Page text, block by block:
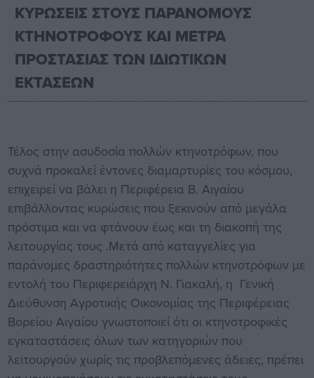
ΚΥΡΩΣΕΙΣ ΣΤΟΥΣ ΠΑΡΑΝΟΜΟΥΣ
ΚΤΗΝΟΤΡΟΦΟΥΣ ΚΑΙ ΜΕΤΡΑ
ΠΡΟΣΤΑΣΙΑΣ ΤΩΝ ΙΔΙΩΤΙΚΩΝ
ΕΚΤΑΣΕΩΝ
Τέλος στην ασυδοσία πολλών κτηνοτρόφων, που
συχνά προκαλεί έντονες διαμαρτυρίες του κόσμου,
επιχειρεί να βάλει η Περιφέρεια Β. Αιγαίου
επιβάλλοντας κυρώσεις που ξεκινούν από μεγάλα
πρόστιμα και να φτάνουν έως και τη διακοπή της
λειτουργίας τους .Μετά από καταγγελίες για
παράνομες δραστηριότητες πολλών κτηνοτρόφων με
εντολή του Περιφερειάρχη Ν. Γιακαλή, η Γενική
Διεύθυνση Αγροτικής Οικονομίας της Περιφέρειας
Βορείου Αιγαίου γνωστοποιεί ότι οι κτηνοτροφικές
εγκαταστάσεις όλων των κατηγοριών που
λειτουργούν χωρίς τις προβλεπόμενες άδειες, πρέπει